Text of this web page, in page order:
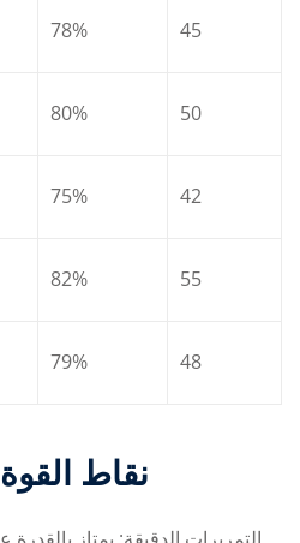
78% 45
80% 50
75% 42
82% 55
79% 48
نقاط